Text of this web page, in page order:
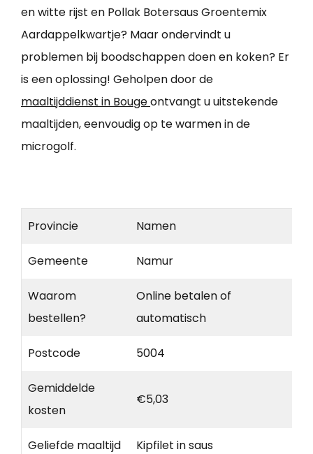
en witte rijst en Pollak Botersaus Groentemix
Aardappelkwartje? Maar ondervindt u
problemen bij boodschappen doen en koken? Er
is een oplossing! Geholpen door de
maaltijddienst in Bougeontvangt u uitstekende
maaltijden, eenvoudig op te warmen in de
microgolf.
Provincie Namen
Gemeente Namur
Waarom
bestellen?
Online betalen of
automatisch
Postcode 5004
Gemiddelde
kosten
€5,03
Geliefde maaltijd Kipfilet in saus